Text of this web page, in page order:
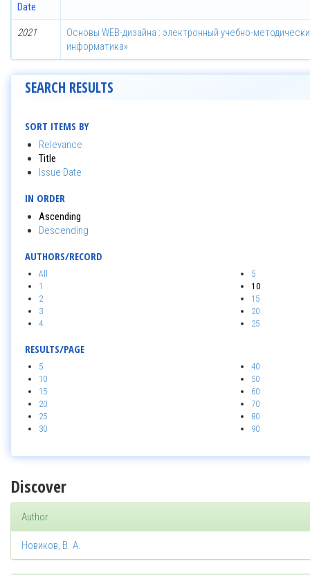
Date
2021
Основы WEB-дизайна : электронный учебно-
информатика»
SEARCH RESULTS
SORT ITEMS BY
Relevance
Title
Issue Date
IN ORDER
Ascending
Descending
AUTHORS/RECORD
All
1
2
3
4
5
10
15
20
25
RESULTS/PAGE
5
10
15
20
25
30
40
50
60
70
80
90
Discover
Author
Новиков, В. А.